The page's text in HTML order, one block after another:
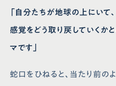
「自分たちが地球の上にいて
感覚をどう取り戻していくか
マです」
蛇口をひねると、当たり前の